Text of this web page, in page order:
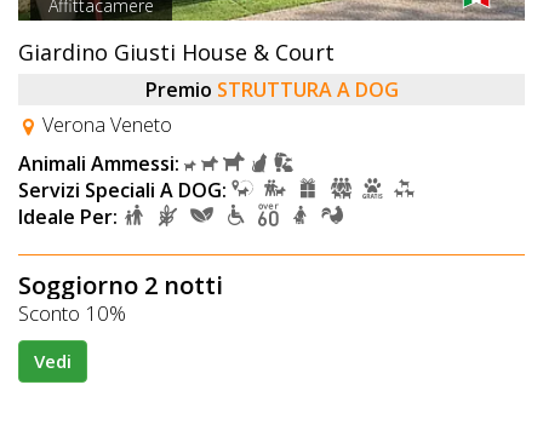
Affittacamere
Giardino Giusti House & Court
Premio STRUTTURA A DOG
Verona Veneto
Animali Ammessi:
Servizi Speciali A DOG:
Ideale Per:
Soggiorno 2 notti
Sconto 10%
Vedi